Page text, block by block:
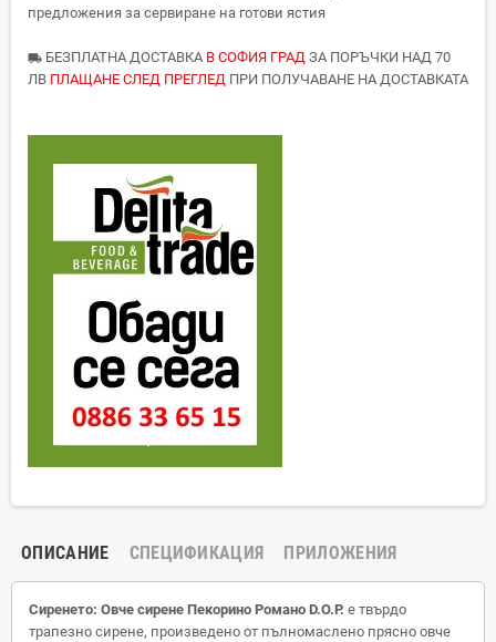
предложения за сервиране на готови ястия
local_shipping БЕЗПЛАТНА ДОСТАВКА В СОФИЯ ГРАД ЗА ПОРЪЧКИ НАД 70
ЛВ ПЛАЩАНЕ СЛЕД ПРЕГЛЕД ПРИ ПОЛУЧАВАНЕ НА ДОСТАВКАТА
ОПИСАНИЕ СПЕЦИФИКАЦИЯ ПРИЛОЖЕНИЯ
Сиренето: Овче сирене Пекорино Романо D.O.P. е твърдо
трапезно сирене, произведено от пълномаслено прясно овче